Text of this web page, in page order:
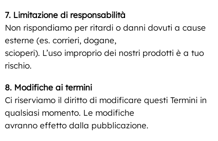
7. Limitazione di responsabilità
Non rispondiamo per ritardi o danni dovuti a cause
esterne (es. corrieri, dogane,
scioperi). L’uso improprio dei nostri prodotti è a tuo
rischio.
8. Modifiche ai termini
Ci riserviamo il diritto di modificare questi Termini in
qualsiasi momento. Le modifiche
avranno effetto dalla pubblicazione.